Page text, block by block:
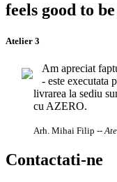
feels good to
Atelier 3
Am apreciat
- este executata
livrarea la sediu
cu AZERO.
Arh. Mihai Filip --
Contactati-ne